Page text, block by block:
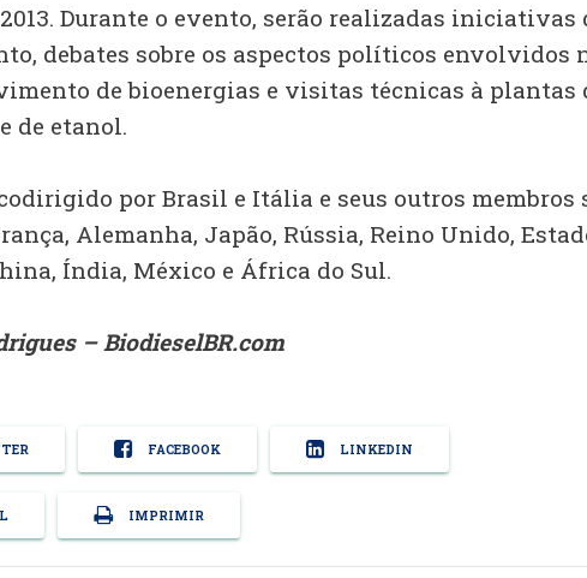
Durante o evento, serão realizadas iniciativas
debates sobre os aspectos políticos envolvidos
de bioenergias e visitas técnicas à plantas
de etanol.
codirigido por Brasil e Itália e seus outros membros
Alemanha, Japão, Rússia, Reino Unido,
Índia, México e África do Sul.
– BiodieselBR.com
FACEBOOK LINKEDIN
IMPRIMIR